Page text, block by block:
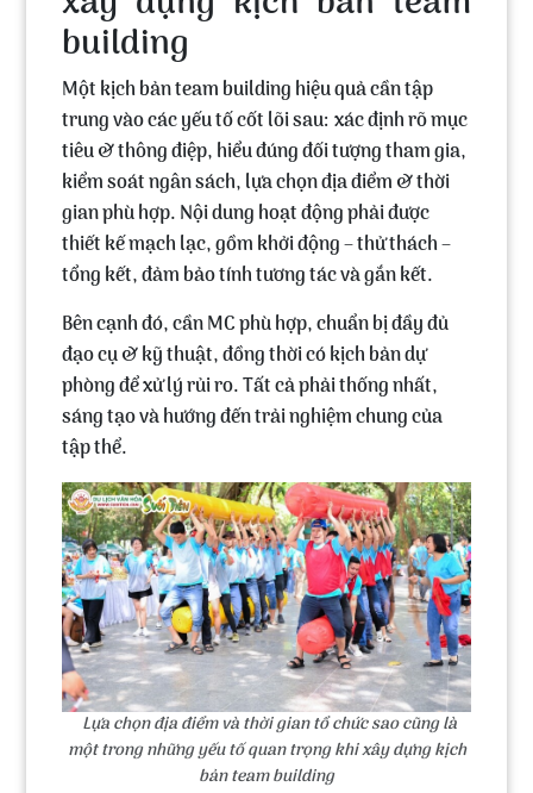
building
Một kịch bản team building hiệu quả cần tập
trung vào các yếu tố cốt lõi sau:xác định rõ mục
tiêu & thông điệp,hiểu đúng đối tượng tham gia,
kiểm soát ngân sách,lựa chọn địa điểm & thời
gian phù hợp. Nội dung hoạt động phải được
thiết kế mạch lạc, gồm khởi động – thử thách –
tổng kết, đảm bảo tính tương tác và gắn kết.
Bên cạnh đó, cần MC phù hợp, chuẩn bị đầy đủ
đạo cụ & kỹ thuật, đồng thời có kịch bản dự
phòng để xử lý rủi ro. Tất cả phải thống nhất,
sáng tạo và hướng đến trải nghiệm chung của
tập thể.
Lựa chọn địa điểm và thời gian tổ chức sao cũng là
một trong những yếu tố quan trọng khi xây dựng kịch
bản team building